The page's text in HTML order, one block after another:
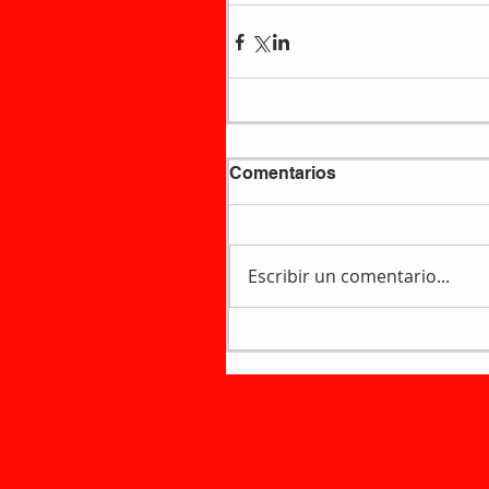
Comentarios
Escribir un comentario...